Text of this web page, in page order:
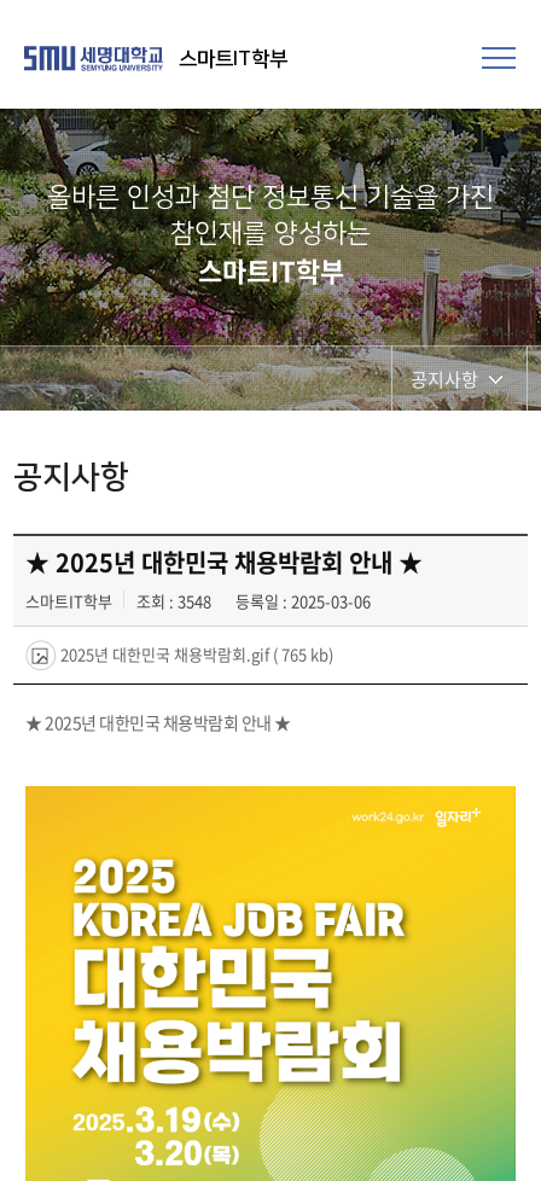
스마트IT학부
올바른 인성과 첨단 정보통신 기술을 가진
참인재를 양성하는
스마트IT학부
공지사항
경진대회
공지사항
★ 2025년 대한민국 채용박람회 안내 ★
스마트IT학부 조회 : 3548 등록일 : 2025-03-06
2025년 대한민국 채용박람회.gif( 765 kb)
★ 2025년 대한민국 채용박람회 안내 ★